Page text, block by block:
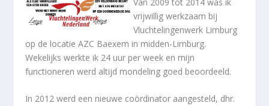
vrijwillig werkzaam bij
Vluchtelingenwerk Limburg
op de locatie AZC Baexem in midden-Limburg.
Wekelijks werkte ik 24 uur per week en mijn
functioneren werd altijd mondeling goed beoordeeld.
In 2012 werd een nieuwe coördinator aangesteld, dhr.